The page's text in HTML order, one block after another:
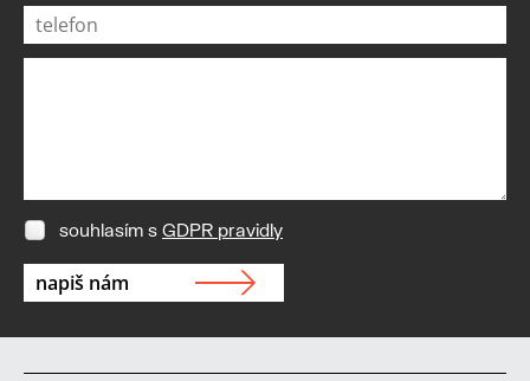
souhlasím s GDPR pravidly